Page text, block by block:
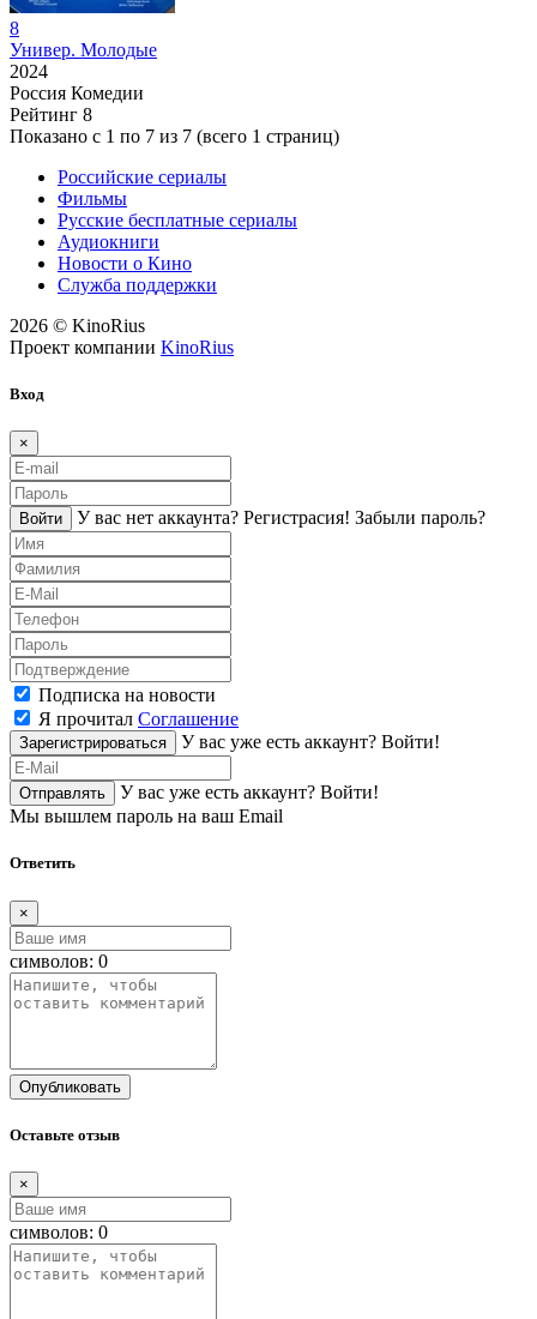
8
Универ. Молодые
2024
Россия Комедии
Рейтинг 8
Показано с 1 по 7 из 7 (всего 1 страниц)
Российские сериалы
Фильмы
Русские бесплатные сериалы
Аудиокниги
Новости о Кино
Служба поддержки
2026 © KinoRius
Проект компании KinoRius
Вход
×
Войти У вас нет аккаунта? Регистраcия! Забыли пароль?
Подписка на новости
Я прочитал Соглашение
Зарегистрироваться У вас уже есть аккаунт? Войти!
Отправлять У вас уже есть аккаунт? Войти!
Мы вышлем пароль на ваш Email
Ответить
×
символов: 0
Опубликовать
Оставьте отзыв
×
символов: 0